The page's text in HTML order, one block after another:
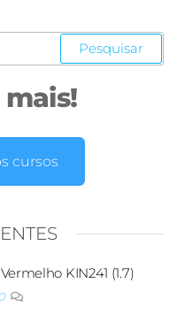
cursos
KIN241 (1.7)